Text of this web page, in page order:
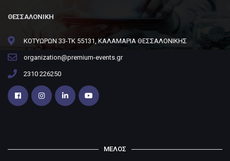
ΘΕΣΣΑΛΟΝΙΚΗ
ΚΟΤΥΩΡΩΝ 33-ΤΚ 55131, ΚΑΛΑΜΑΡΙΑ ΘΕΣΣΑΛΟΝΙΚΗΣ
organization@premium-events.gr
2310 226250
ΜΕΛΟΣ